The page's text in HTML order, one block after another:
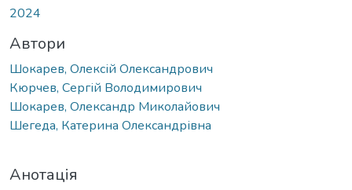
2024
Автори
Шокарев, Олексій Олександрович
Кюрчев, Сергій Володимирович
Шокарев, Олександр Миколайович
Шегеда, Катерина Олександрівна
Анотація